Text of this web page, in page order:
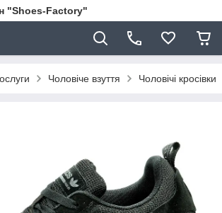
"Shoes-Factory"
Чоловіче взуття Чоловічі кросівки